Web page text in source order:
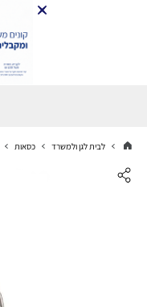
לבית לגן ולמשרד כסאות